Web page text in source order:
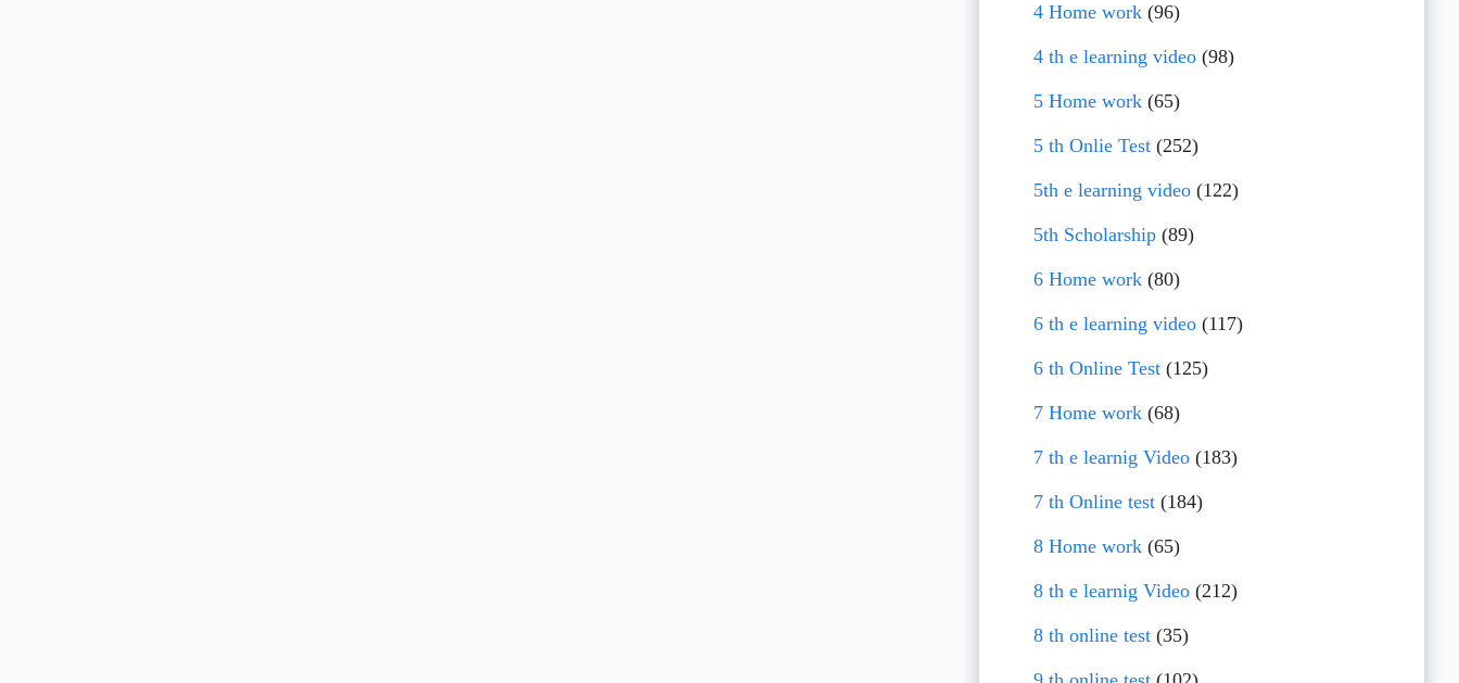
4 Home work(96)
4 th e learning video(98)
5 Home work(65)
5 th Onlie Test(252)
5th e learning video(122)
5th Scholarship(89)
6 Home work(80)
6 th e learning video(117)
6 th Online Test(125)
7 Home work(68)
7 th e learnig Video(183)
7 th Online test(184)
8 Home work(65)
8 th e learnig Video(212)
8 th online test(35)